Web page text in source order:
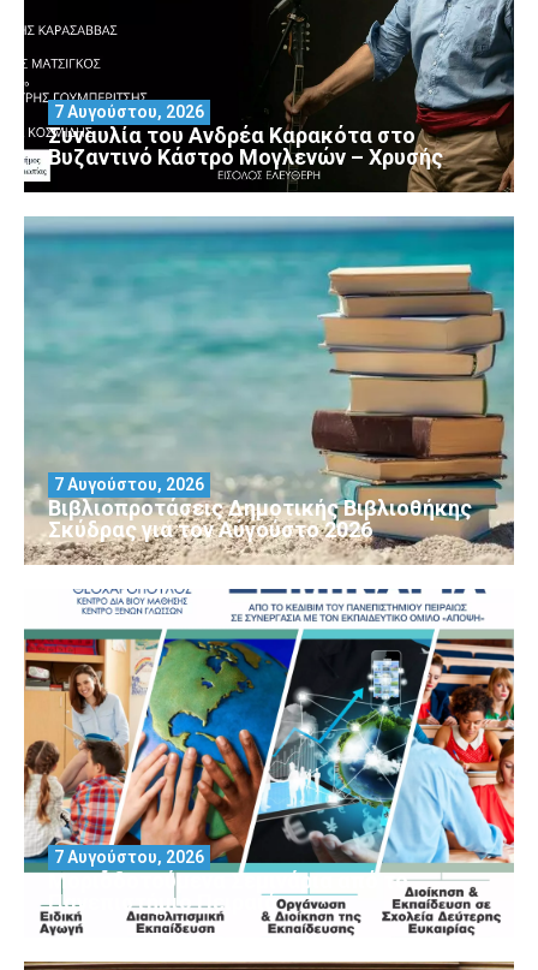
Συναυλία του Ανδρέα Καρακότα στο
Βυζαντινό Κάστρο Μογλενών – Χρυσής
7 Αυγούστου, 2026
Βιβλιοπροτάσεις Δημοτικής Βιβλιοθήκης
Σκύδρας για τον Αύγούστο 2026
7 Αυγούστου, 2026
Μοριοδοτούμενα Σεμινάρια από το
Πανεπιστήμιο Πειραιά
7 Αυγούστου, 2026